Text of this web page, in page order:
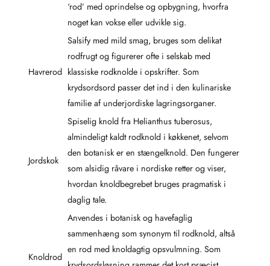
‘rod’ med oprindelse og opbygning, hvorfra
noget kan vokse eller udvikle sig.
Havrerod
Salsify med mild smag, bruges som delikat
rodfrugt og figurerer ofte i selskab med
klassiske rodknolde i opskrifter. Som
krydsordsord passer det ind i den kulinariske
familie af underjordiske lagringsorganer.
Jordskok
Spiselig knold fra Helianthus tuberosus,
almindeligt kaldt rodknold i køkkenet, selvom
den botanisk er en stængelknold. Den fungerer
som alsidig råvare i nordiske retter og viser,
hvordan knoldbegrebet bruges pragmatisk i
daglig tale.
Knoldrod
Anvendes i botanisk og havefaglig
sammenhæng som synonym til rodknold, altså
en rod med knoldagtig opsvulmning. Som